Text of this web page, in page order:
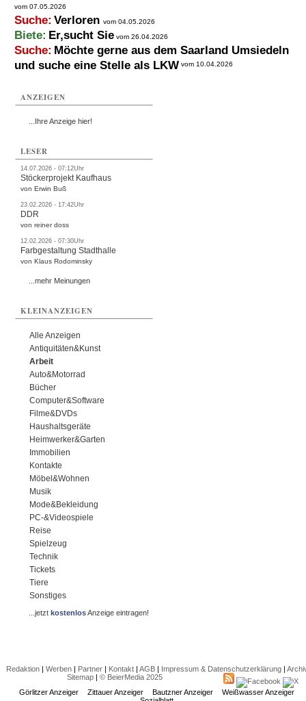
vom 07.05.2026
Suche: Verloren vom 04.05.2026
Biete: Er,sucht Sie vom 26.04.2026
Suche: Möchte gerne aus dem Saarland Umsiedeln
und suche eine Stelle als LKW vom 10.04.2026
ANZEIGEN
...Ihre Anzeige hier!
LESER
14.07.2026 - 07:12Uhr
Stöckerprojekt Kaufhaus
von Erwin Buß
23.02.2026 - 17:42Uhr
DDR
von reiner doss
12.02.2026 - 07:30Uhr
Farbgestaltung Stadthalle
von Klaus Rodominsky
...mehr Meinungen
KLEINANZEIGEN
Alle Anzeigen
Antiquitäten&Kunst
Arbeit
Auto&Motorrad
Bücher
Computer&Software
Filme&DVDs
Haushaltsgeräte
Heimwerker&Garten
Immobilien
Kontakte
Möbel&Wohnen
Musik
Mode&Bekleidung
PC-&Videospiele
Reise
Spielzeug
Technik
Tickets
Tiere
Sonstiges
...jetztkostenlosAnzeige eintragen!
Redaktion| Werben| Partner| Kontakt| AGB| Impressum & Datenschutzerklärung|
Sitemap| © BeierMedia 2025
Görlitzer Anzeiger
Zittauer Anzeiger Bautzner Anzeiger
Weißwasser Anzeiger